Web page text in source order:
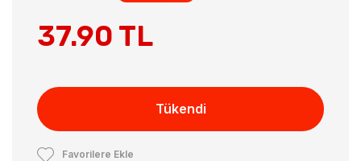
37.90 TL
Tükendi
Favorilere Ekle